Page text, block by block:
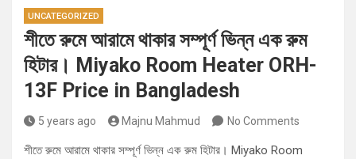
UNCATEGORIZED
শীতে রুমে আরামে থাকার সম্পূর্ণ ভিন্ন এক রুম
হিটার। Miyako Room Heater ORH-
13F Price in Bangladesh
5 years ago Majnu Mahmud No Comments
শীতে রুমে আরামে থাকার সম্পূর্ণ ভিন্ন এক রুম হিটার। Miyako Room